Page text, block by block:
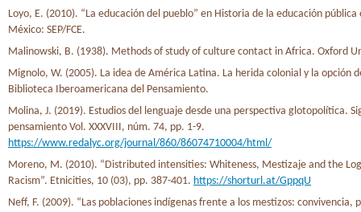
Loyo, E. (2010). “La educación del pueblo” en Historia de la educación
México: SEP/FCE.
Malinowski, B. (1938). Methods of study of culture contact in Africa. Oxford
Mignolo, W. (2005). La idea de América Latina. La herida colonial y la opción
Biblioteca Iberoamericana del Pensamiento.
Molina, J. (2019). Estudios del lenguaje desde una perspectiva glotopolítica.
pensamiento Vol. XXXVIII, núm. 74, pp. 1-9.
https://www.redalyc.org/journal/860/86074710004/html/
Moreno, M. (2010). “Distributed intensities: Whiteness, Mestizaje and the
Racism”. Etnicities, 10 (03), pp. 387-401. https://shorturl.at/GppqU
Neff, F. (2009). “Las poblaciones indígenas frente a los mestizos: convivencia,